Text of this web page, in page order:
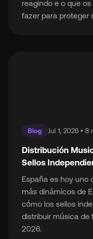
reagindo e o que
fazer para proteger
Blog Jul 1, 2026 •
Distribución
Sellos
España es hoy uno
más dinámicos de
cómo los sellos
distribuir música de
2026.